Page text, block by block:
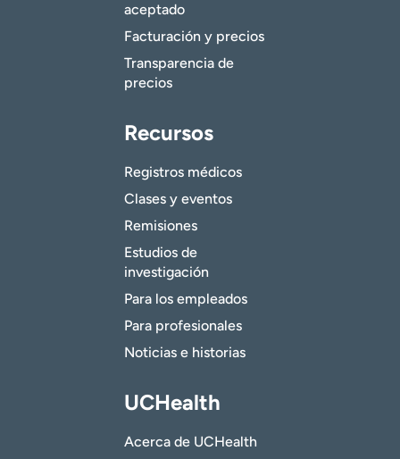
aceptado
Facturación y precios
Transparencia de
precios
Recursos
Registros médicos
Clases y eventos
Remisiones
Estudios de
investigación
Para los empleados
Para profesionales
Noticias e historias
UCHealth
Acerca de UCHealth